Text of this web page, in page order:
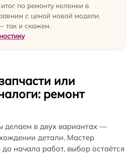
по ремонту колонки в
с ценой новой модели.
так и скажем.
или
ремонт
делаем в двух вариантах —
детали. Мастер
начала работ, выбор остаётся